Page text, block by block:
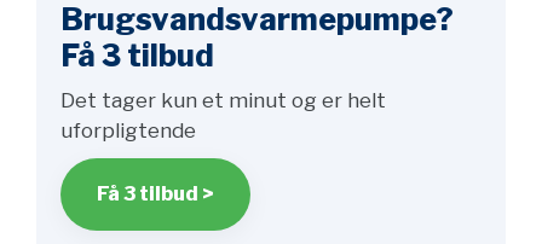
Brugsvandsvarmepumpe?
Få 3 tilbud
Det tager kun et minut og er helt
uforpligtende
Få 3 tilbud >